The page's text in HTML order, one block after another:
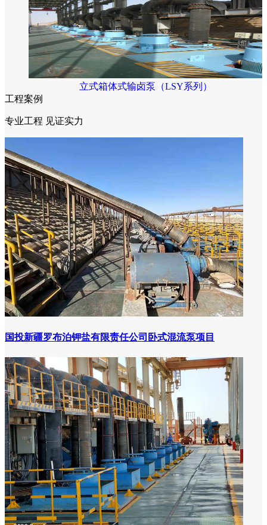
立式箱体式输卤泵（LSY系列）
工程案例
专业工程 见证实力
国投新疆罗布泊钾盐有限责任公司卧式混流泵项目